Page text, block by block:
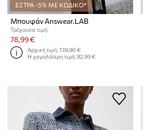
ΕΞΤΡΑ -5% ΜΕ ΚΩΔΙΚΟ*
Μπουφάν Answear.LAB
Τρέχουσα τιμή:
78,99 €
Αρχική τιμή:139,90 €
Η χαμηλότερη τιμή:82,99 €